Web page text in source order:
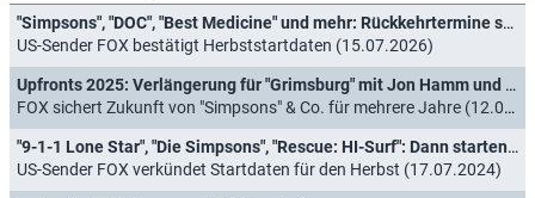
"Simpsons", "DOC", "Best Medicine" und mehr: Rückkehrtermine stehen fest
US-Sender FOX bestätigt Herbststartdaten (15.07.2026)
Upfronts 2025: Verlängerung für "Grimsburg" mit Jon Hamm und zwei weitere Animationsserien
FOX sichert Zukunft von "Simpsons" & Co. für mehrere Jahre (12.05.2025)
"9-1-1 Lone Star", "Die Simpsons", "Rescue: HI-Surf": Dann starten die Staffeln
US-Sender FOX verkündet Startdaten für den Herbst (17.07.2024)